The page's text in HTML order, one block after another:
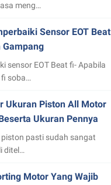
meng…
Sensor EOT Beat
Gampang
sensor EOT Beat fi- Apabila
soba…
Ukuran Piston All Motor
Ukuran Pennya
pasti sudah sangat
ditel…
Motor Yang Wajib